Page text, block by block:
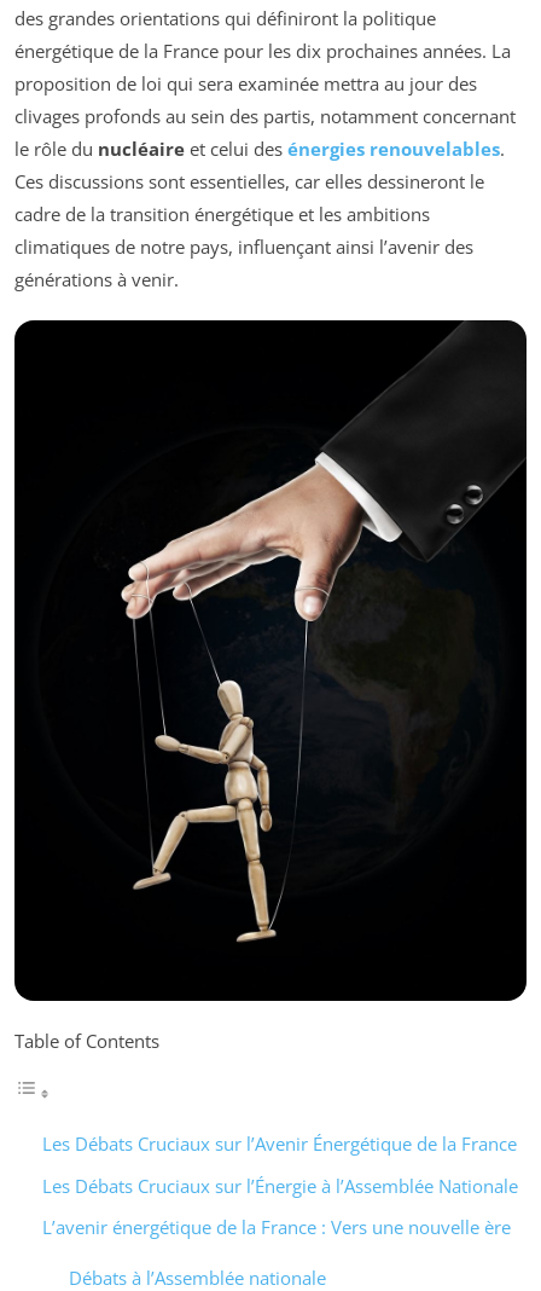
des grandes orientations qui définiront la politique
énergétique de la France pour les dix prochaines années. La
proposition de loi qui sera examinée mettra au jour des
clivages profonds au sein des partis, notamment concernant
le rôle du nucléaire et celui des énergies renouvelables.
Ces discussions sont essentielles, car elles dessineront le
cadre de la transition énergétique et les ambitions
climatiques de notre pays, influençant ainsi l’avenir des
générations à venir.
Table of Contents
Les Débats Cruciaux sur l’Avenir Énergétique de la France
Les Débats Cruciaux sur l’Énergie à l’Assemblée Nationale
L’avenir énergétique de la France : Vers une nouvelle ère
Débats à l’Assemblée nationale